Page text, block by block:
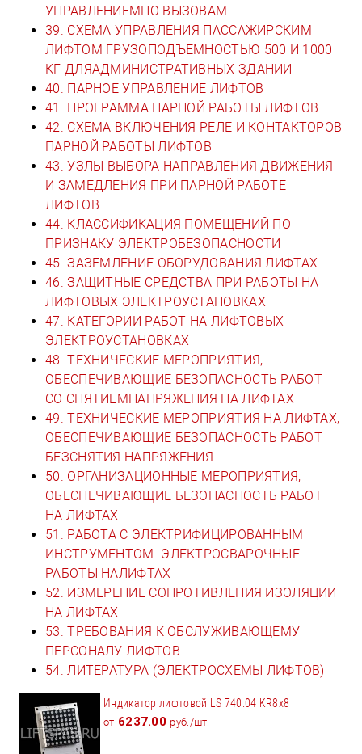
УПРАВЛЕНИЕМПО ВЫЗОВАМ
39. СХЕМА УПРАВЛЕНИЯ ПАССАЖИРСКИМ
ЛИФТОМ ГРУЗОПОДЪЕМНОСТЬЮ 500 И 1000
КГ ДЛЯАДМИНИСТРАТИВНЫХ ЗДАНИИ
40. ПАРНОЕ УПРАВЛЕНИЕ ЛИФТОВ
41. ПРОГРАММА ПАРНОЙ РАБОТЫ ЛИФТОВ
42. СХЕМА ВКЛЮЧЕНИЯ РЕЛЕ И КОНТАКТОРОВ
ПАРНОЙ РАБОТЫ ЛИФТОВ
43. УЗЛЫ ВЫБОРА НАПРАВЛЕНИЯ ДВИЖЕНИЯ
И ЗАМЕДЛЕНИЯ ПРИ ПАРНОЙ РАБОТЕ
ЛИФТОВ
44. КЛАССИФИКАЦИЯ ПОМЕЩЕНИЙ ПО
ПРИЗНАКУ ЭЛЕКТРОБЕЗОПАСНОСТИ
45. ЗАЗЕМЛЕНИЕ ОБОРУДОВАНИЯ ЛИФТАХ
46. ЗАЩИТНЫЕ СРЕДСТВА ПРИ РАБОТЫ НА
ЛИФТОВЫХ ЭЛЕКТРОУСТАНОВКАХ
47. КАТЕГОРИИ РАБОТ НА ЛИФТОВЫХ
ЭЛЕКТРОУСТАНОВКАХ
48. ТЕХНИЧЕСКИЕ МЕРОПРИЯТИЯ,
ОБЕСПЕЧИВАЮЩИЕ БЕЗОПАСНОСТЬ РАБОТ
СО СНЯТИЕМНАПРЯЖЕНИЯ НА ЛИФТАХ
49. ТЕХНИЧЕСКИЕ МЕРОПРИЯТИЯ НА ЛИФТАХ,
ОБЕСПЕЧИВАЮЩИЕ БЕЗОПАСНОСТЬ РАБОТ
БЕЗСНЯТИЯ НАПРЯЖЕНИЯ
50. ОРГАНИЗАЦИОННЫЕ МЕРОПРИЯТИЯ,
ОБЕСПЕЧИВАЮЩИЕ БЕЗОПАСНОСТЬ РАБОТ
НА ЛИФТАХ
51. РАБОТА С ЭЛЕКТРИФИЦИРОВАННЫМ
ИНСТРУМЕНТОМ. ЭЛЕКТРОСВАРОЧНЫЕ
РАБОТЫ НАЛИФТАХ
52. ИЗМЕРЕНИЕ СОПРОТИВЛЕНИЯ ИЗОЛЯЦИИ
НА ЛИФТАХ
53. ТРЕБОВАНИЯ К ОБСЛУЖИВАЮЩЕМУ
ПЕРСОНАЛУ ЛИФТОВ
54. ЛИТЕРАТУРА (ЭЛЕКТРОСХЕМЫ ЛИФТОВ)
Индикатор лифтовой LS 740.04 KR8x8
от 6237.00 руб./шт.